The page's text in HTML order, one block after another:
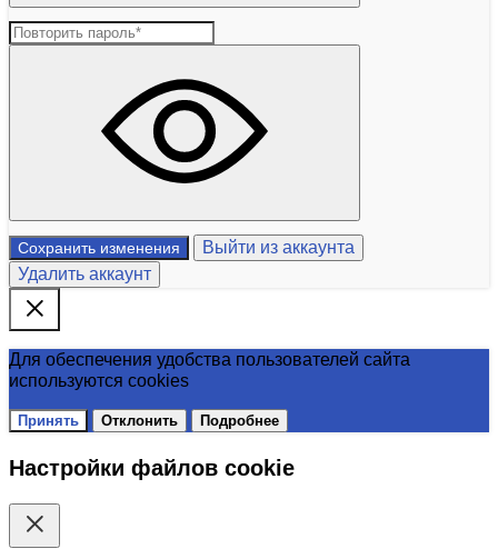
Сохранить изменения
Выйти из аккаунта
Удалить аккаунт
Для обеспечения удобства пользователей сайта
используются cookies
Принять Отклонить Подробнее
Настройки файлов cookie